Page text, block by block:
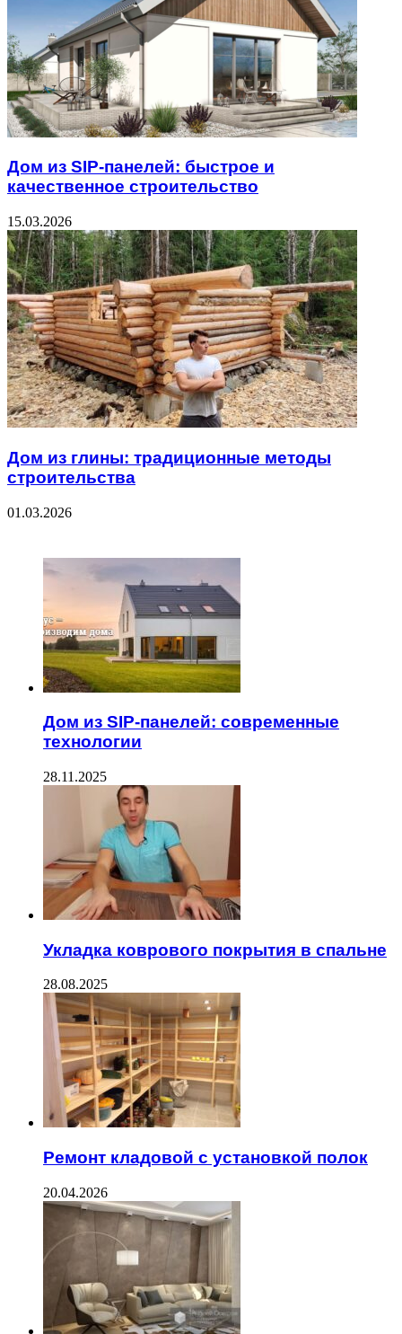
Дом из SIP-панелей: быстрое и
качественное строительство
15.03.2026
Дом из глины: традиционные методы
строительства
01.03.2026
Дом из SIP-панелей: современные
технологии
28.11.2025
Укладка коврового покрытия в спальне
28.08.2025
Ремонт кладовой с установкой полок
20.04.2026